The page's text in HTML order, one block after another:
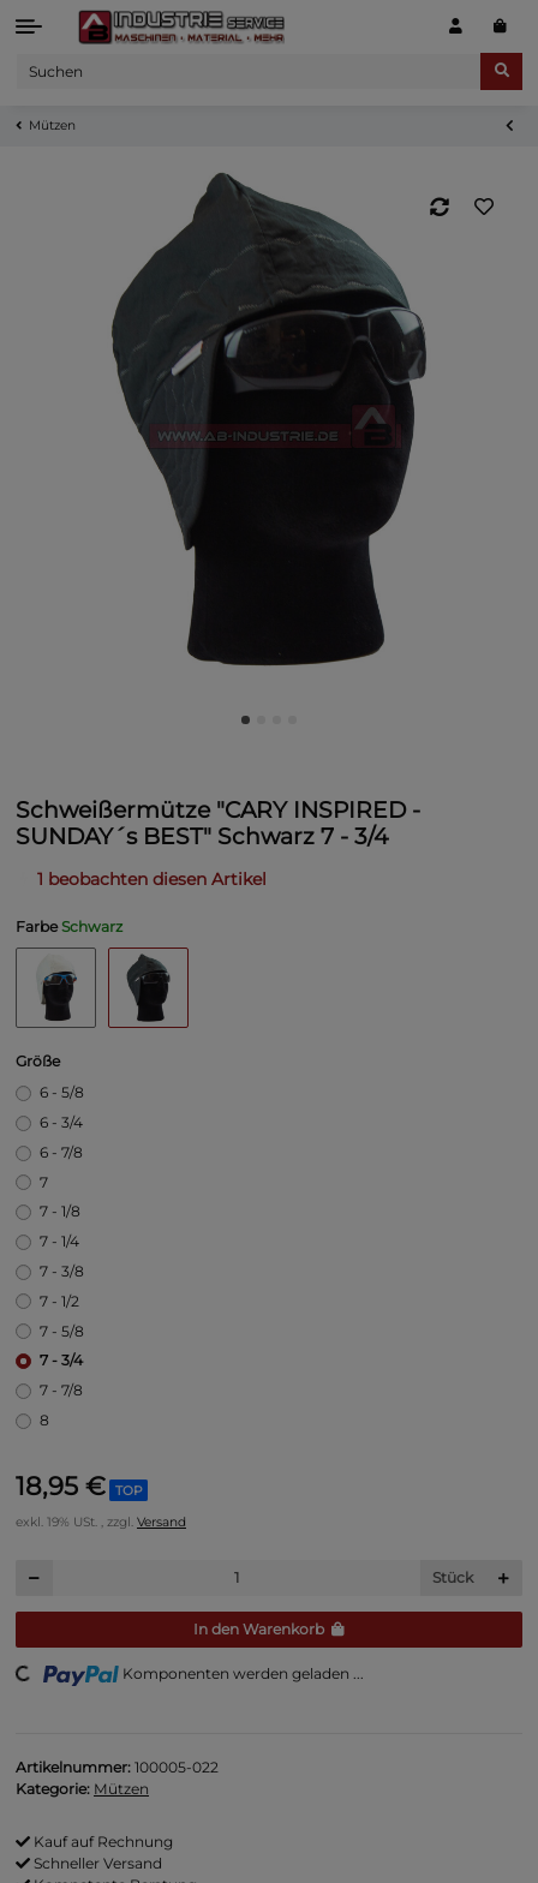
Mützen
Schweißermütze "CARY INSPIRED -
SUNDAY´s BEST" Schwarz 7 - 3/4
1 beobachten diesen Artikel
FarbeSchwarz
Größe
6 - 5/8
6 - 3/4
6 - 7/8
7
7 - 1/8
7 - 1/4
7 - 3/8
7 - 1/2
7 - 5/8
7 - 3/4
7 - 7/8
8
18,95 €
TOP
exkl. 19% USt. , zzgl. Versand
Stück
In den Warenkorb
Komponenten werden geladen ...
Artikelnummer: 100005-022
Kategorie: Mützen
Kauf auf Rechnung
Schneller Versand